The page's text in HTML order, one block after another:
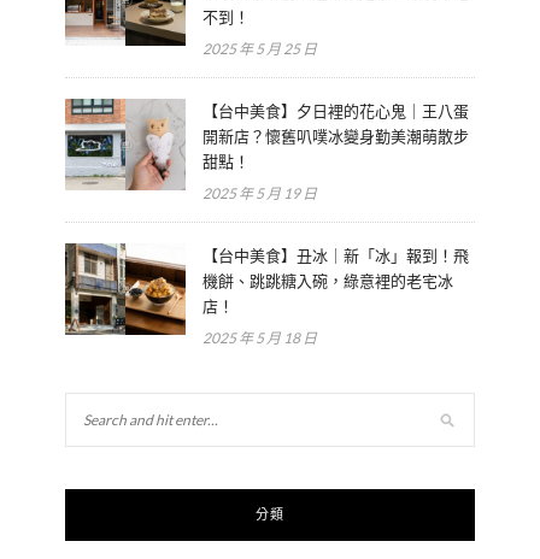
不到！
2025 年 5 月 25 日
【台中美食】夕日裡的花心鬼｜王八蛋
開新店？懷舊叭噗冰變身勤美潮萌散步
甜點！
2025 年 5 月 19 日
【台中美食】丑冰｜新「冰」報到！飛
機餅、跳跳糖入碗，綠意裡的老宅冰
店！
2025 年 5 月 18 日
分類